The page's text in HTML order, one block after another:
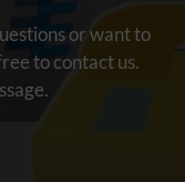
or want to
to contact us.